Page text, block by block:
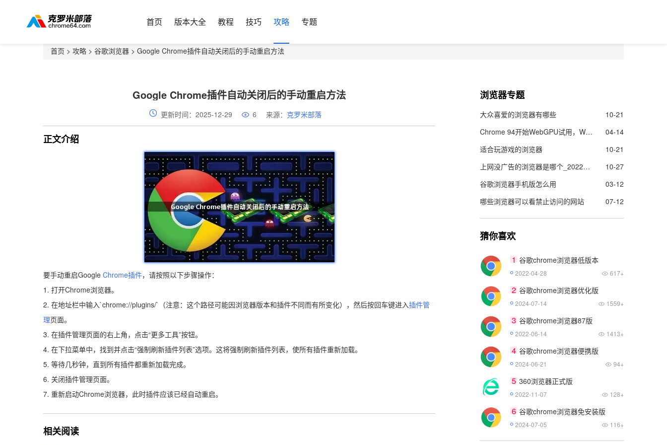
首页 版本大全 教程 技巧 攻略 专题
首页 > 攻略 > 谷歌浏览器 > Google Chrome插件自动关闭后的手动重启方法
Google Chrome插件自动关闭后的手动重启方法
更新时间：2025-12-29 6 来源： 克罗米部落
正文介绍
要手动重启Google Chrome插件，请按照以下步骤操作：
1. 打开Chrome浏览器。
2. 在地址栏中输入`chrome://plugins/`（注意：这个路径可能因浏览器版本和插件不同而有所变化），然后按回车键进入插件管
理页面。
3. 在插件管理页面的右上角，点击“更多工具”按钮。
4. 在下拉菜单中，找到并点击“强制刷新插件列表”选项。这将强制刷新插件列表，使所有插件重新加载。
5. 等待几秒钟，直到所有插件都重新加载完成。
6. 关闭插件管理页面。
7. 重新启动Chrome浏览器，此时插件应该已经自动重启。
相关阅读
浏览器专题
大众喜爱的浏览器有哪些
10-21
Chrome 94开始WebGPU试用，Web的图像渲染及机器学能力更强了
04-14
适合玩游戏的浏览器
10-21
上网没广告的浏览器是哪个_2022上网没广告的浏览器推荐
10-27
谷歌浏览器手机版怎么用
03-12
哪些浏览器可以看禁止访问的网站
07-12
猜你喜欢
1 谷歌chrome浏览器低版本
2022-04-28 617+
2 谷歌chrome浏览器优化版
2024-07-14 1559+
3 谷歌chrome浏览器87版
2022-06-14 1413+
4 谷歌chrome浏览器便携版
2024-06-21 94+
5 360浏览器正式版
2022-11-07 128+
6 谷歌chrome浏览器免安装版
2024-07-05 116+